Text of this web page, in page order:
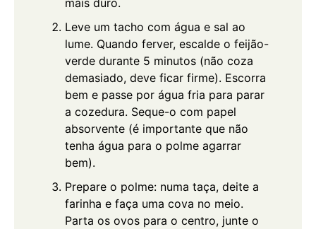
mais duro.
Leve um tacho com água e sal ao
lume. Quando ferver, escalde o feijão-
verde durante 5 minutos (não coza
demasiado, deve ficar firme). Escorra
bem e passe por água fria para parar
a cozedura. Seque-o com papel
absorvente (é importante que não
tenha água para o polme agarrar
bem).
Prepare o polme: numa taça, deite a
farinha e faça uma cova no meio.
Parta os ovos para o centro, junte o